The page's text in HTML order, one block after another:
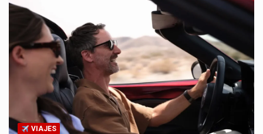
VIAJES